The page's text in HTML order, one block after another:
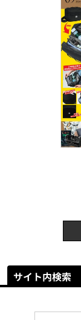
サイト内検索